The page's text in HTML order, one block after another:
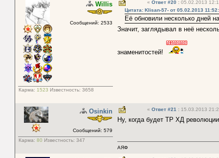
Willis
Сообщений: 2533
Карма: 1523 Известность: 3658
« Ответ #20 : 05.02.2013
Цитата: Klisan-57- от 05.02.2013
Её обновили несколько дней
Значит, заглядывал в неё
знаменитостей!
Osinkin
Сообщений: 579
Карма: 80 Известность: 347
« Ответ #21 : 15.03.2013
Ну, когда будет ТР ХД
АЯФ